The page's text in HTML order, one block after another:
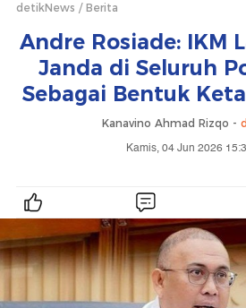
detikNews Berita
Andre Rosiade: IKM
Janda di Seluruh
Sebagai Bentuk
Kanavino Ahmad Rizqo -
Kamis, 04 Jun 2026